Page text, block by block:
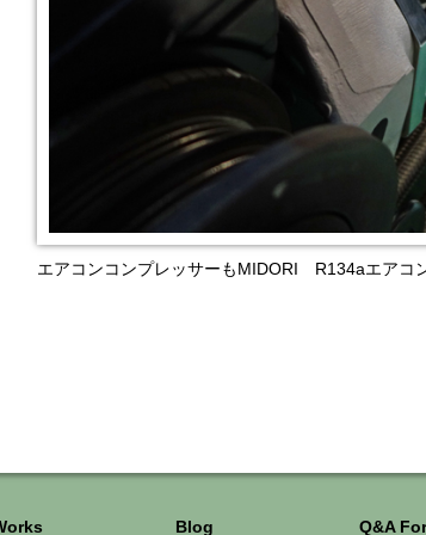
エアコンコンプレッサーもMIDORI R134aエアコ
Blog Q&A